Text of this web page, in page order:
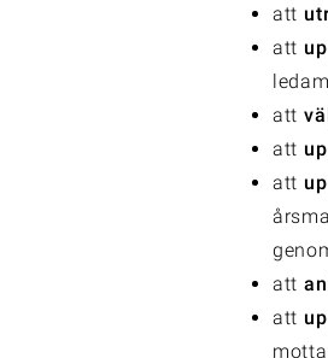
att
att
att
att
att
att
att